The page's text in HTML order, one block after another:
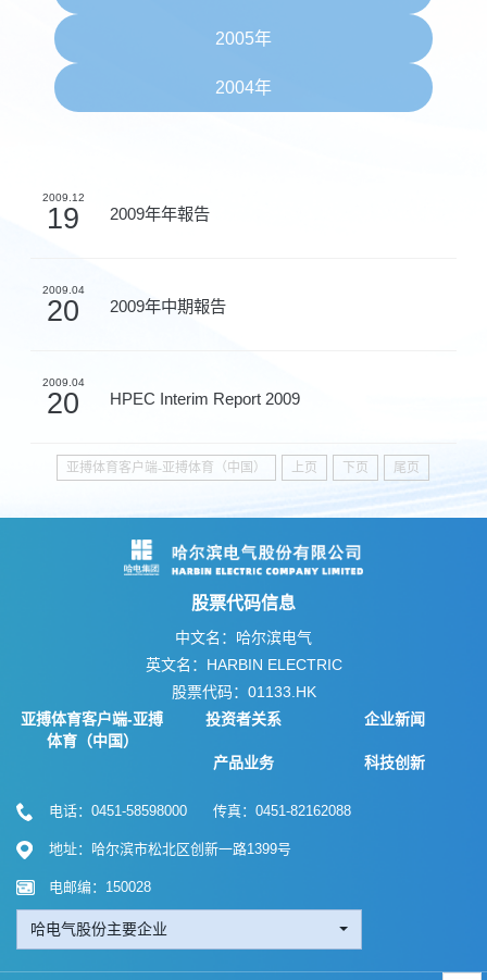
2005年
2004年
2009.12
19 2009年年報告
2009.04
20 2009年中期報告
2009.04
20 HPEC Interim Report 2009
亚搏体育客户端-亚搏体育（中国） 上页 下页 尾页
股票代码信息
中文名：哈尔滨电气
英文名：HARBIN ELECTRIC
股票代码：01133.HK
亚搏体育客户端-亚搏
体育（中国）
投资者关系 企业新闻
产品业务 科技创新
电话：0451-58598000 传真：0451-82162088
地址：哈尔滨市松北区创新一路1399号
电邮编：150028
哈电气股份主要企业